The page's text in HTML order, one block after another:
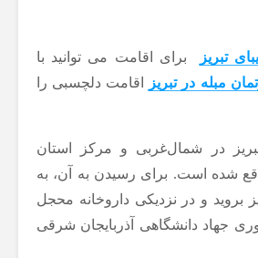
تبریز
برای اقامت می توانید با
مبله در تبریز
اقامت دلچسبی را
در شمال‌غربی و مرکز استان
شده است. برای رسیدن به آن، به
بروید و در نزدیکی داروخانه محجل
جهاد دانشگاهی آذربایجان شرقی